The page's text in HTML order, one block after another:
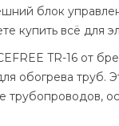
блок
купить всё для
TR-16 от
обогрева труб.